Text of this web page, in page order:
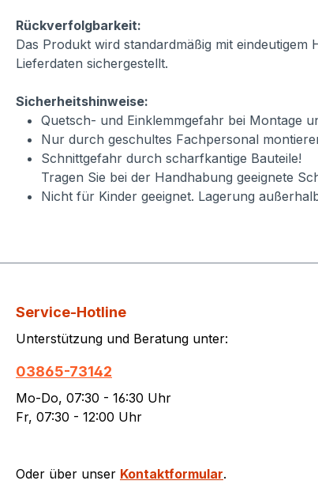
Rückverfolgbarkeit:
Das Produkt wird standardmäßig mit
Lieferdaten sichergestellt.
Sicherheitshinweise:
Quetsch- und Einklemmgefahr bei Montage
Nur durch geschultes Fachpersonal
Schnittgefahr durch scharfkantige Bauteile!
Tragen Sie bei der Handhabung geeignete
Nicht für Kinder geeignet. Lagerung
Service-Hotline
Unterstützung und Beratung unter:
03865-73142
Mo-Do, 07:30 - 16:30 Uhr
Fr, 07:30 - 12:00 Uhr
Oder über unser Kontaktformular.